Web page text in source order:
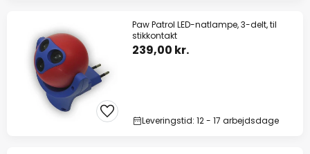
Paw Patrol LED-natlampe, 3-delt, til
stikkontakt
239,00 kr.
Leveringstid: 12 - 17 arbejdsdage